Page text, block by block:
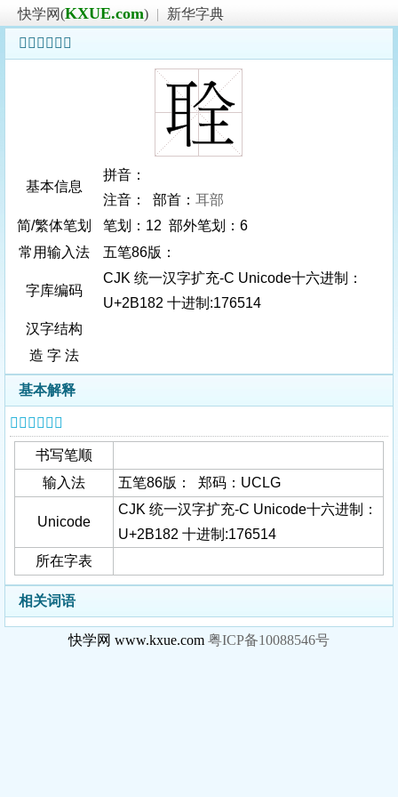
快学网(KXUE.com) |
新华字典
𫆂字基本信息
基本信息
拼音：
注音： 部首： 耳部
简/繁体笔划
笔划：12 部外笔划：6
常用输入法
五笔86版：
字库编码
CJK 统一汉字扩充-C Unicode十六进制：
U+2B182 十进制:176514
汉字结构
造 字 法
基本解释
𫆂字基本信息
书写笔顺
输入法
五笔86版： 郑码：UCLG
Unicode
CJK 统一汉字扩充-C Unicode十六进制：
U+2B182 十进制:176514
所在字表
相关词语
快学网 www.kxue.com 粤ICP备10088546号